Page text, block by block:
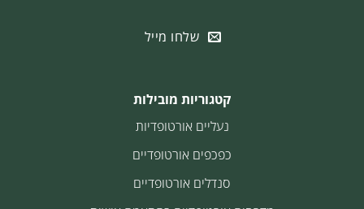
שלחו מייל
קטגוריות מובילות
נעליים אורטופדיות
כפכפים אורטופדיים
סנדלים אורטופדיים